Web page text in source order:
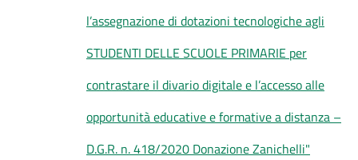
l’assegnazione di dotazioni tecnologiche agli
STUDENTI DELLE SCUOLE PRIMARIE per
contrastare il divario digitale e l’accesso alle
opportunità educative e formative a distanza –
D.G.R. n. 418/2020 Donazione Zanichelli"